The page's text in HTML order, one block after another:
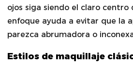
ojos siga siendo el claro centro
enfoque ayuda a evitar que la
parezca abrumadora o
Estilos de maquillaje